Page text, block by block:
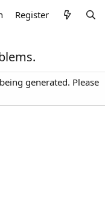
Register
generated. Please